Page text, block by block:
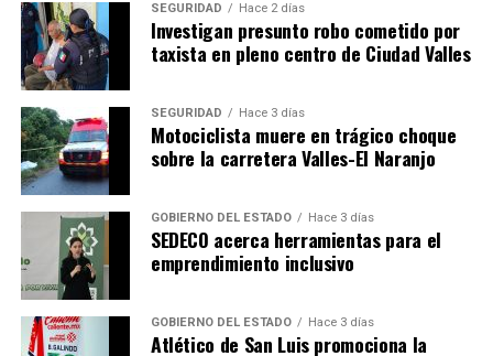
SEGURIDAD Hace 2 días
Investigan presunto robo cometido por
taxista en pleno centro de Ciudad Valles
SEGURIDAD Hace 3 días
Motociclista muere en trágico choque
sobre la carretera Valles-El Naranjo
GOBIERNO DEL ESTADO Hace 3 días
SEDECO acerca herramientas para el
emprendimiento inclusivo
GOBIERNO DEL ESTADO Hace 3 días
Atlético de San Luis promociona la